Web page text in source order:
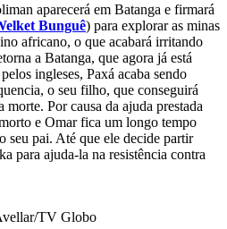
aparecerá em Batanga e firmará
Bunguê) para explorar as minas
africano, o que acabará irritando
a Batanga, que agora já está
ingleses, Paxá acaba sendo
o seu filho, que conseguirá
Por causa da ajuda prestada
e Omar fica um longo tempo
seu pai. Até que ele decide partir
para ajuda-la na resistência contra
TV Globo